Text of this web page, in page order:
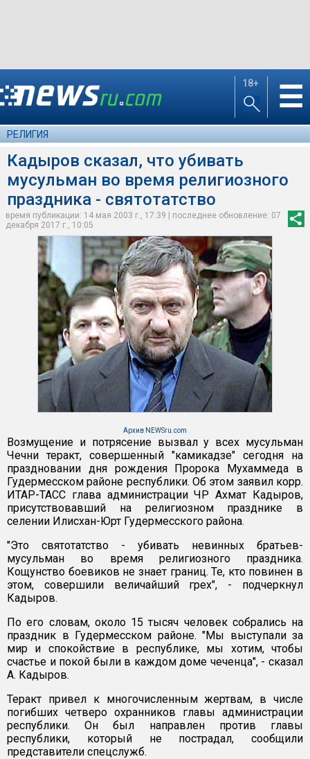
18+ ☰
РЕЛИГИЯ
Кадыров сказал, что убивать
мусульман во время религиозного
праздника - святотатство
время публикации: 14 мая 2003 г., 17:39 | последнее обновление: 07
декабря 2017 г., 10:05
Архив NEWSru.com
Возмущение и потрясение вызвал у всех мусульман
Чечни теракт, совершенный "камикадзе" сегодня на
праздновании дня рождения Пророка Мухаммеда в
Гудермесском районе республики. Об этом заявил корр.
ИТАР-ТАСС глава администрации ЧР Ахмат Кадыров,
присутствовавший на религиозном празднике в
селении Илисхан-Юрт Гудермесского района.
"Это святотатство - убивать невинных братьев-
мусульман во время религиозного праздника.
Кощунство боевиков не знает границ. Те, кто повинен в
этом, совершили величайший грех", - подчеркнул
Кадыров.
По его словам, около 15 тысяч человек собрались на
праздник в Гудермесском районе. "Мы выступали за
мир и спокойствие в республике, мы хотим, чтобы
счастье и покой были в каждом доме чеченца", - сказал
А. Кадыров.
Теракт привел к многочисленным жертвам, в числе
погибших четверо охранников главы администрации
республики. Он был направлен против главы
республики, который не пострадал, сообщили
представители спецслужб.